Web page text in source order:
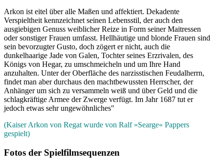
Arkon ist eitel über alle Maßen und affektiert. Dekadente
Verspieltheit kennzeichnet seinen Lebensstil, der auch den
ausgiebigen Genuss weiblicher Reize in Form seiner Maitressen
oder sonstiger Frauen umfasst. Hellhäutige und blonde Frauen sind
sein bevorzugter Gusto, doch zögert er nicht, auch die
dunkelhaarige Jade von Galen, Tochter seines Erzrivalen, des
Königs von Hegar, zu umschmeicheln und um Ihre Hand
anzuhalten. Unter der Oberfläche des narzisstischen Feudalherrn,
findet man aber durchaus den machtbewussten Herrscher, der
Anhänger um sich zu versammeln weiß und über Geld und die
schlagkräftige Armee der Zwerge verfügt. Im Jahr 1687 tut er
jedoch etwas sehr ungewöhnliches"
(Kaiser Arkon von Regat wurde von Ralf »Searge« Pappers
gespielt)
Fotos der Spielfilmsequenzen